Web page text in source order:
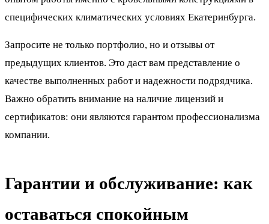
специфических климатических условиях Екатеринбурга.
Запросите не только портфолио, но и отзывы от
предыдущих клиентов. Это даст вам представление о
качестве выполненных работ и надежности подрядчика.
Важно обратить внимание на наличие лицензий и
сертификатов: они являются гарантом профессионализма
компании.
Гарантии и обслуживание: как
оставаться спокойным